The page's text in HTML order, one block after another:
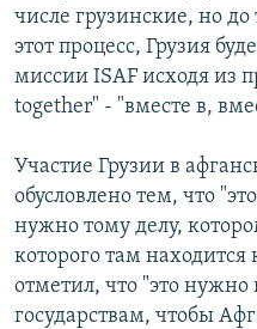
МИР
ГОЛОСА
ЧИТАЕМ ПРЕССУ
Все сайты РСЕ/РС
числе грузинские, но
этот процесс, Грузия
миссии ISAF исходя из
together" - "вместе в,
Участие Грузии в
обусловлено тем, что
нужно тому делу,
которого там
отметил, что "это
государствам, чтобы